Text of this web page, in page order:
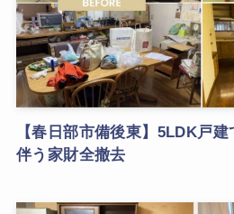
【春日部市備後東】5LDK戸
伴う家財全撤去